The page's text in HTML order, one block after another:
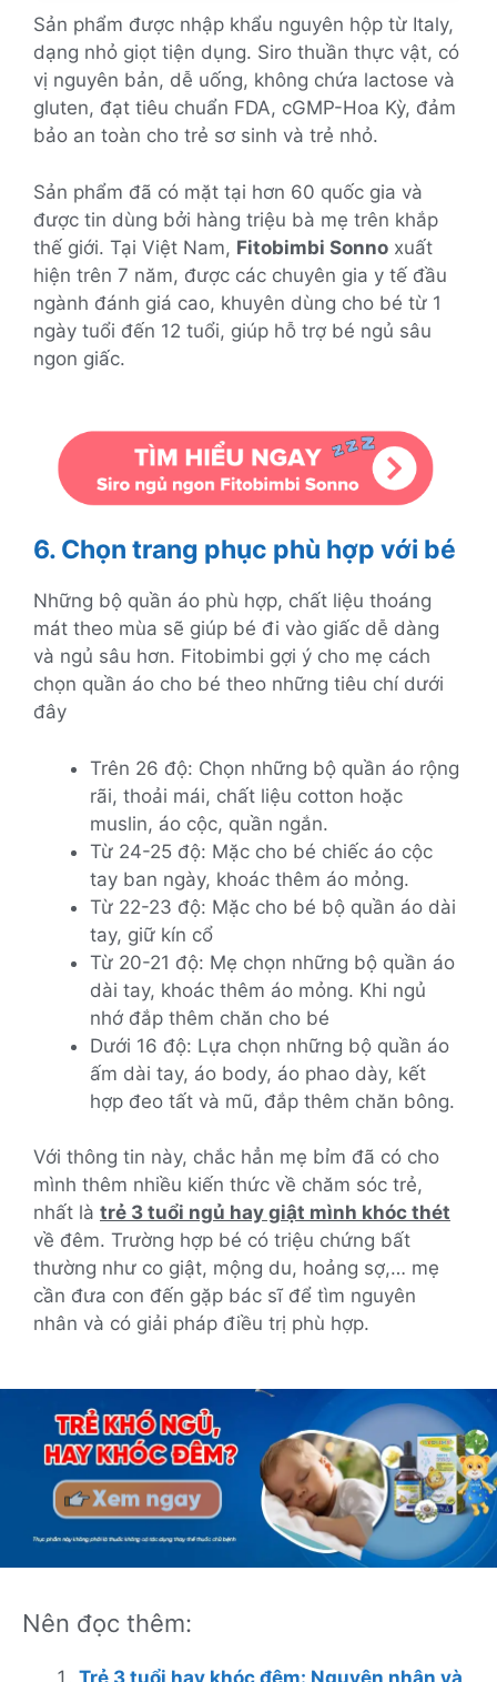
Sản phẩm được nhập khẩu nguyên hộp từ Italy,
dạng nhỏ giọt tiện dụng. Siro thuần thực vật, có
vị nguyên bản, dễ uống, không chứa lactose và
gluten, đạt tiêu chuẩn FDA, cGMP-Hoa Kỳ, đảm
bảo an toàn cho trẻ sơ sinh và trẻ nhỏ.
Sản phẩm đã có mặt tại hơn 60 quốc gia và
được tin dùng bởi hàng triệu bà mẹ trên khắp
thế giới. Tại Việt Nam, Fitobimbi Sonno xuất
hiện trên 7 năm, được các chuyên gia y tế đầu
ngành đánh giá cao, khuyên dùng cho bé từ 1
ngày tuổi đến 12 tuổi, giúp hỗ trợ bé ngủ sâu
ngon giấc.
6. Chọn trang phục phù hợp với bé
Những bộ quần áo phù hợp, chất liệu thoáng
mát theo mùa sẽ giúp bé đi vào giấc dễ dàng
và ngủ sâu hơn. Fitobimbi gợi ý cho mẹ cách
chọn quần áo cho bé theo những tiêu chí dưới
đây
Trên 26 độ: Chọn những bộ quần áo rộng
rãi, thoải mái, chất liệu cotton hoặc
muslin, áo cộc, quần ngắn.
Từ 24-25 độ: Mặc cho bé chiếc áo cộc
tay ban ngày, khoác thêm áo mỏng.
Từ 22-23 độ: Mặc cho bé bộ quần áo dài
tay, giữ kín cổ
Từ 20-21 độ: Mẹ chọn những bộ quần áo
dài tay, khoác thêm áo mỏng. Khi ngủ
nhớ đắp thêm chăn cho bé
Dưới 16 độ: Lựa chọn những bộ quần áo
ấm dài tay, áo body, áo phao dày, kết
hợp đeo tất và mũ, đắp thêm chăn bông.
Với thông tin này, chắc hẳn mẹ bỉm đã có cho
mình thêm nhiều kiến thức về chăm sóc trẻ,
nhất là trẻ 3 tuổi ngủ hay giật mình khóc thét
về đêm. Trường hợp bé có triệu chứng bất
thường như co giật, mộng du, hoảng sợ,… mẹ
cần đưa con đến gặp bác sĩ để tìm nguyên
nhân và có giải pháp điều trị phù hợp.
Nên đọc thêm:
Trẻ 3 tuổi hay khóc đêm: Nguyên nhân và